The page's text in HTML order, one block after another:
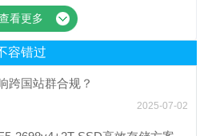
看更多
容错过
跨国站群合规？
2025-07-02